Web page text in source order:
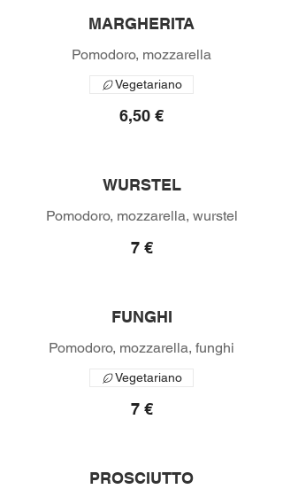
MARGHERITA
6,50 €
Vegetariano
WURSTEL
7 €
FUNGHI
7 €
Vegetariano
PROSCIUTTO